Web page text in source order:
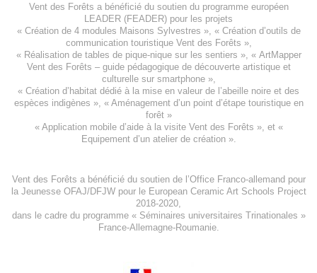
Vent des Forêts a bénéficié du soutien du programme européen
LEADER (FEADER) pour les projets
« Création de 4 modules Maisons Sylvestres », « Création d’outils de
communication touristique Vent des Forêts »,
« Réalisation de tables de pique-nique sur les sentiers », « ArtMapper
Vent des Forêts – guide pédagogique de découverte artistique et
culturelle sur smartphone »,
« Création d’habitat dédié à la mise en valeur de l’abeille noire et des
espèces indigènes », « Aménagement d’un point d’étape touristique en
forêt»
« Application mobile d’aide à la visite Vent des Forêts », et «
Equipement d’un atelier de création».
Vent des Forêts a bénéficié du soutien de l’Office Franco-allemand pour
la Jeunesse OFAJ/DFJWpour leEuropean Ceramic Art Schools Project
2018-2020
dans le cadre du programme « Séminaires universitaires Trinationales »
France-Allemagne-Roumanie.